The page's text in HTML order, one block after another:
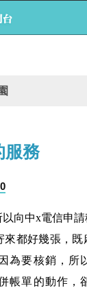
服務
向中x電信申
都好幾張，既
為要核銷，所
帳單的動作，